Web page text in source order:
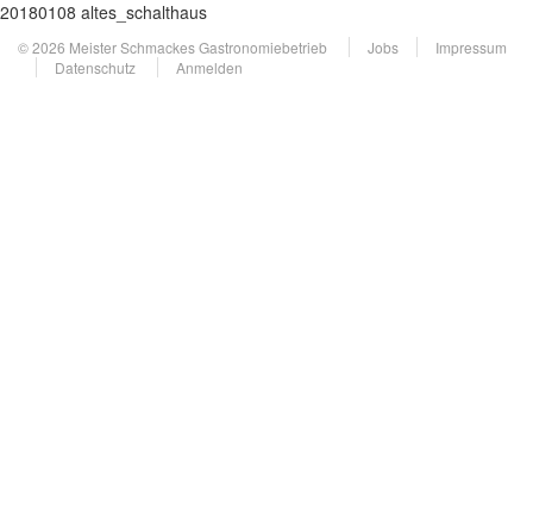
20180108 altes_schalthaus
© 2026 Meister Schmackes Gastronomiebetrieb Jobs
Impressum
Datenschutz
Anmelden